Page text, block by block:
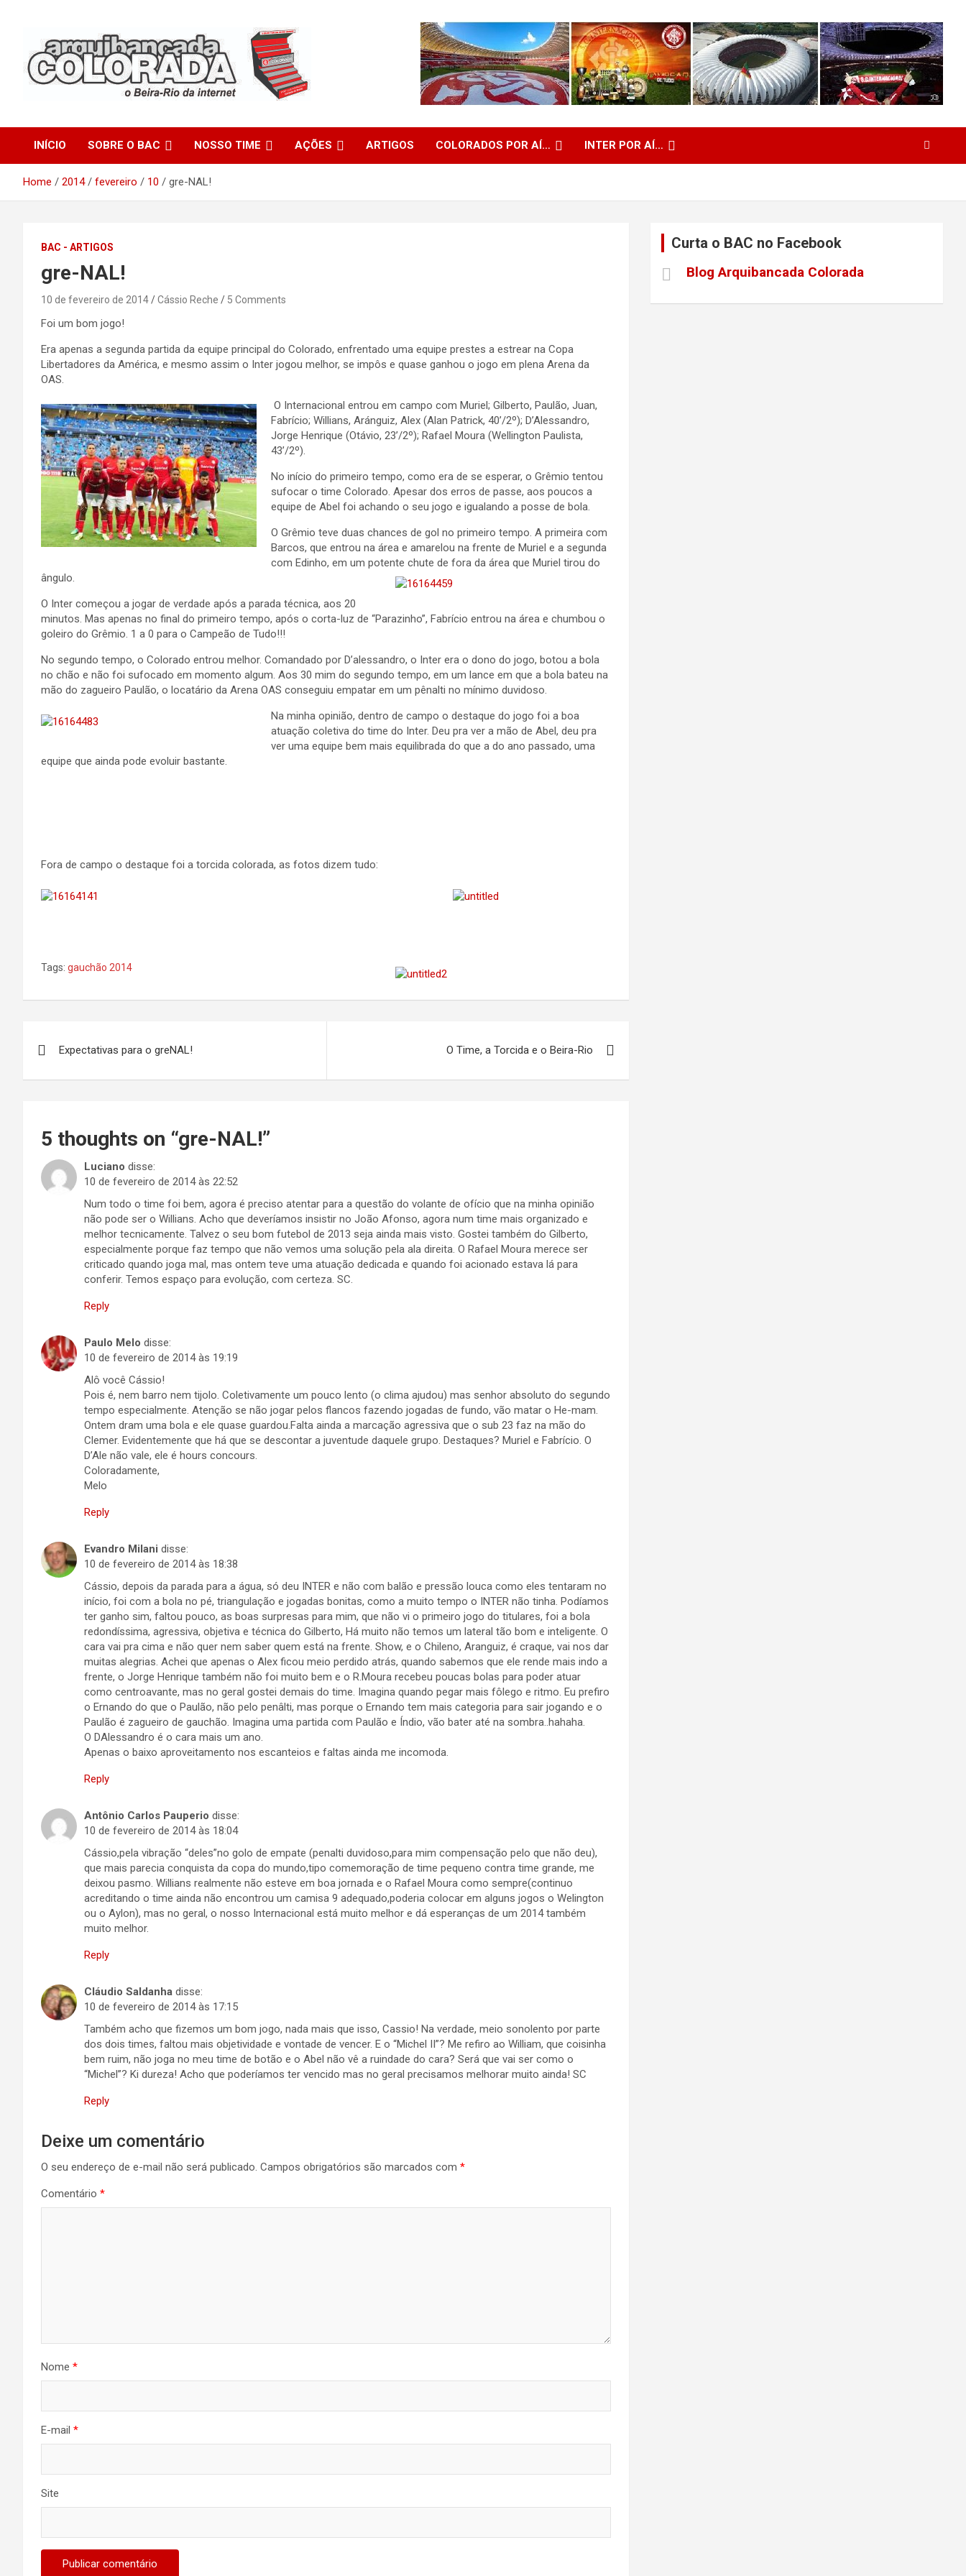
Arquibancada Colorada
INÍCIO SOBRE O BAC NOSSO TIME AÇÕES ARTIGOS COLORADOS POR AÍ… INTER POR AÍ…
Home 2014 fevereiro 10 gre-NAL!
BAC - ARTIGOS
gre-NAL!
10 de fevereiro de 2014 Cássio Reche 5 Comments
Foi um bom jogo!
Era apenas a segunda partida da equipe principal do Colorado, enfrentado uma equipe prestes a estrear na Copa
Libertadores da América, e mesmo assim o Inter jogou melhor, se impôs e quase ganhou o jogo em plena Arena da
OAS.
O Internacional entrou em campo com Muriel; Gilberto, Paulão, Juan,
Fabrício; Willians, Aránguiz, Alex (Alan Patrick, 40’/2º); D’Alessandro,
Jorge Henrique (Otávio, 23’/2º); Rafael Moura (Wellington Paulista,
43’/2º).
No início do primeiro tempo, como era de se esperar, o Grêmio tentou
sufocar o time Colorado. Apesar dos erros de passe, aos poucos a
equipe de Abel foi achando o seu jogo e igualando a posse de bola.
O Grêmio teve duas chances de gol no primeiro tempo. A primeira com
Barcos, que entrou na área e amarelou na frente de Muriel e a segunda
com Edinho, em um potente chute de fora da área que Muriel tirou do
ângulo.
O Inter começou a jogar de verdade após a parada técnica, aos 20
minutos. Mas apenas no final do primeiro tempo, após o corta-luz de “Parazinho”, Fabrício entrou na área e chumbou o
goleiro do Grêmio. 1 a 0 para o Campeão de Tudo!!!
No segundo tempo, o Colorado entrou melhor. Comandado por D’alessandro, o Inter era o dono do jogo, botou a bola
no chão e não foi sufocado em momento algum. Aos 30 mim do segundo tempo, em um lance em que a bola bateu na
mão do zagueiro Paulão, o locatário da Arena OAS conseguiu empatar em um pênalti no mínimo duvidoso.
Na minha opinião, dentro de campo o destaque do jogo foi a boa
atuação coletiva do time do Inter. Deu pra ver a mão de Abel, deu pra
ver uma equipe bem mais equilibrada do que a do ano passado, uma
equipe que ainda pode evoluir bastante.
Fora de campo o destaque foi a torcida colorada, as fotos dizem tudo:
Tags: gauchão 2014
de
Expectativas para o greNAL! O Time, a Torcida e o Beira-Rio
5 thoughts on “gre-NAL!”
Luciano disse:
10 de fevereiro de 2014 às 22:52
Num todo o time foi bem, agora é preciso atentar para a questão do volante de ofício que na minha opinião
não pode ser o Willians. Acho que deveríamos insistir no João Afonso, agora num time mais organizado e
melhor tecnicamente. Talvez o seu bom futebol de 2013 seja ainda mais visto. Gostei também do Gilberto,
especialmente porque faz tempo que não vemos uma solução pela ala direita. O Rafael Moura merece ser
criticado quando joga mal, mas ontem teve uma atuação dedicada e quando foi acionado estava lá para
conferir. Temos espaço para evolução, com certeza. SC.
Reply
Paulo Melo disse:
10 de fevereiro de 2014 às 19:19
Alô você Cássio!
Pois é, nem barro nem tijolo. Coletivamente um pouco lento (o clima ajudou) mas senhor absoluto do segundo
tempo especialmente. Atenção se não jogar pelos flancos fazendo jogadas de fundo, vão matar o He-mam.
Ontem dram uma bola e ele quase guardou.Falta ainda a marcação agressiva que o sub 23 faz na mão do
Clemer. Evidentemente que há que se descontar a juventude daquele grupo. Destaques? Muriel e Fabrício. O
D’Ale não vale, ele é hours concours.
Coloradamente,
Melo
Reply
Evandro Milani disse:
10 de fevereiro de 2014 às 18:38
Cássio, depois da parada para a água, só deu INTER e não com balão e pressão louca como eles tentaram no
início, foi com a bola no pé, triangulação e jogadas bonitas, como a muito tempo o INTER não tinha. Podíamos
ter ganho sim, faltou pouco, as boas surpresas para mim, que não vi o primeiro jogo do titulares, foi a bola
redondíssima, agressiva, objetiva e técnica do Gilberto, Há muito não temos um lateral tão bom e inteligente. O
cara vai pra cima e não quer nem saber quem está na frente. Show, e o Chileno, Aranguiz, é craque, vai nos dar
muitas alegrias. Achei que apenas o Alex ficou meio perdido atrás, quando sabemos que ele rende mais indo a
frente, o Jorge Henrique também não foi muito bem e o R.Moura recebeu poucas bolas para poder atuar
como centroavante, mas no geral gostei demais do time. Imagina quando pegar mais fôlego e ritmo. Eu prefiro
o Ernando do que o Paulão, não pelo penâlti, mas porque o Ernando tem mais categoria para sair jogando e o
Paulão é zagueiro de gauchão. Imagina uma partida com Paulão e Índio, vão bater até na sombra..hahaha.
O DAlessandro é o cara mais um ano.
Apenas o baixo aproveitamento nos escanteios e faltas ainda me incomoda.
Reply
Antônio Carlos Pauperio disse:
10 de fevereiro de 2014 às 18:04
Cássio,pela vibração “deles”no golo de empate (penalti duvidoso,para mim compensação pelo que não deu),
que mais parecia conquista da copa do mundo,tipo comemoração de time pequeno contra time grande, me
deixou pasmo. Willians realmente não esteve em boa jornada e o Rafael Moura como sempre(continuo
acreditando o time ainda não encontrou um camisa 9 adequado,poderia colocar em alguns jogos o Welington
ou o Aylon), mas no geral, o nosso Internacional está muito melhor e dá esperanças de um 2014 também
muito melhor.
Reply
Cláudio Saldanha disse:
10 de fevereiro de 2014 às 17:15
Também acho que fizemos um bom jogo, nada mais que isso, Cassio! Na verdade, meio sonolento por parte
dos dois times, faltou mais objetividade e vontade de vencer. E o “Michel II”? Me refiro ao William, que coisinha
bem ruim, não joga no meu time de botão e o Abel não vê a ruindade do cara? Será que vai ser como o
“Michel”? Ki dureza! Acho que poderíamos ter vencido mas no geral precisamos melhorar muito ainda! SC
Reply
Deixe um comentário
O seu endereço de e-mail não será publicado. Campos obrigatórios são marcados com *
Comentário *
Nome *
E-mail *
Site
Curta o BAC no Facebook
Blog Arquibancada Colorada